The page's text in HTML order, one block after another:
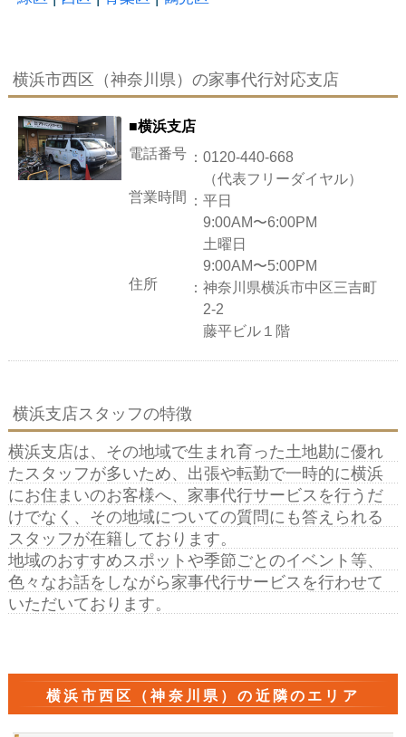
横浜市西区（神奈川県）の家事代行対応支店
■横浜支店
電話番号 ：0120-440-668
（代表フリーダイヤル）
営業時間
：平日
9:00AM〜6:00PM
土曜日
9:00AM〜5:00PM
住所
：神奈川県横浜市中区三吉町
2-2
藤平ビル１階
横浜支店スタッフの特徴
横浜支店は、その地域で生まれ育った土地勘に優れ
たスタッフが多いため、出張や転勤で一時的に横浜
にお住まいのお客様へ、家事代行サービスを行うだ
けでなく、その地域についての質問にも答えられる
スタッフが在籍しております。
地域のおすすめスポットや季節ごとのイベント等、
色々なお話をしながら家事代行サービスを行わせて
いただいております。
横浜市西区（神奈川県）の近隣のエリア